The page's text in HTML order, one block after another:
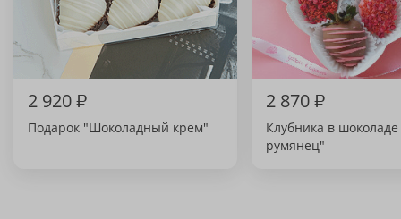
2 920₽
Подарок "Шоколадный крем"
2 870₽
Клубника в
румянец"